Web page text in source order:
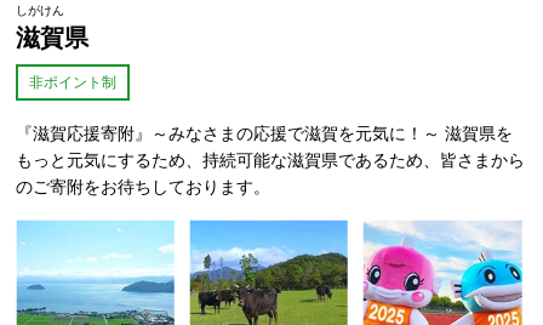
しがけん
滋賀県
非ポイント制
『滋賀応援寄附』～みなさまの応援で滋賀を元気に！～ 滋賀県を
もっと元気にするため、持続可能な滋賀県であるため、皆さまから
のご寄附をお待ちしております。